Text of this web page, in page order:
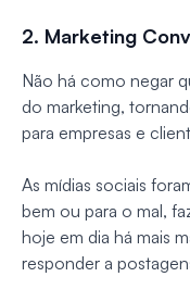
2. Marketing
Não há como negar
do marketing,
para empresas e
As mídias sociais
bem ou para o mal,
hoje em dia há mais
responder a